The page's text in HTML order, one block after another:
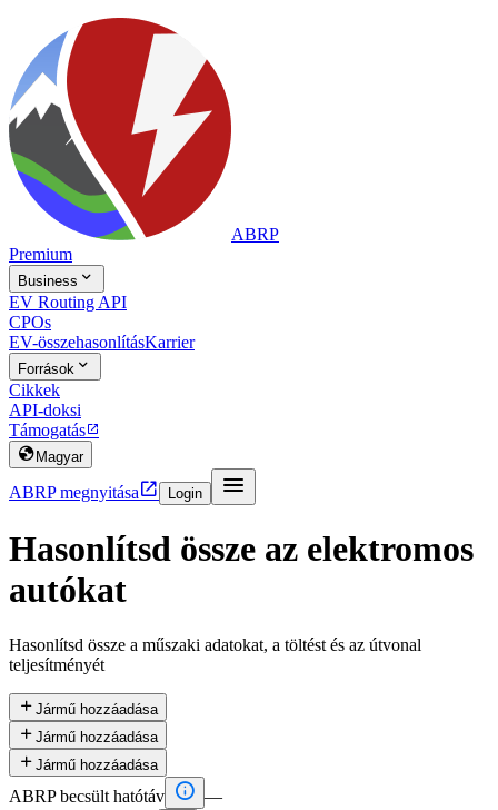
ABRP
Premium
Business 
EV Routing API
CPOs
EV-összehasonlításKarrier
Források 
Cikkek
API-doksi
Támogatás
 Magyar
ABRP megnyitása Login 
Hasonlítsd össze az elektromos
autókat
Hasonlítsd össze a műszaki adatokat, a töltést és az útvonal
teljesítményét
 Jármű hozzáadása
 Jármű hozzáadása
 Jármű hozzáadása
ABRP becsült hatótáv  —